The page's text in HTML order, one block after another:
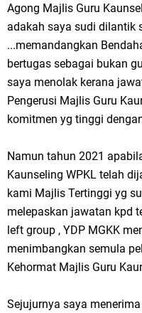
Agong Majlis Guru
adakah saya sudi dilantik
...memandangkan
bertugas sebagai bukan
saya menolak kerana
Pengerusi Majlis Guru
komitmen yg tinggi
Namun tahun 2021
Kaunseling WPKL telah
kami Majlis Tertinggi yg
melepaskan jawatan kpd
left group , YDP MGKK
menimbangkan semula
Kehormat Majlis Guru
Sejujurnya saya